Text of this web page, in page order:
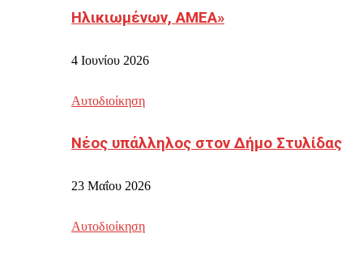
Ηλικιωμένων, ΑΜΕΑ»
4 Ιουνίου 2026
Αυτοδιοίκηση
Νέος υπάλληλος στον Δήμο Στυλίδας
23 Μαΐου 2026
Αυτοδιοίκηση